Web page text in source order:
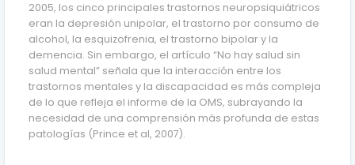
2005, los cinco principales trastornos neuropsiquiátricos
eran la depresión unipolar, el trastorno por consumo de
alcohol, la esquizofrenia, el trastorno bipolar y la
demencia. Sin embargo, el artículo “No hay salud sin
salud mental” señala que la interacción entre los
trastornos mentales y la discapacidad es más compleja
de lo que refleja el informe de la OMS, subrayando la
necesidad de una comprensión más profunda de estas
patologías (Prince et al, 2007).